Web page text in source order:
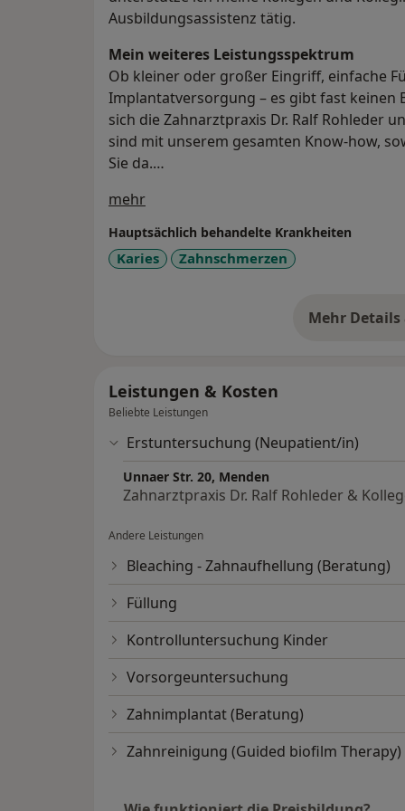
Ausbildungsassistenz tätig.
Mein weiteres Leistungs­spektrum
Ob kleiner oder großer Eingriff, einfache
Implantatversorgung – es gibt fast keinen
sich die Zahnarztpraxis Dr. Ralf Rohleder
sind mit unserem gesamten Know-how,
Sie da.
In der Chirurgie helfen Ich und mein Team
Zahnwurzelspitze eine schmerzhafte
anfangen zu stören.
sie mit genau auf sie angepassten
sowohl festsitzend als auch
Auch im Bereich der ästhetischen
Praxis zählen. Von Bleaching über
keramischen Kronen, haben wir viele
zum Strahlen zu bringen.
mehrÜber mich
Hauptsächlich behandelte Krankheiten
Karies Zahnschmerzen
Mehr Details
Leistungen & Kosten
Beliebte Leistungen
Erstuntersuchung (Neupatient/in)
Unnaer Str. 20, Menden
Zahnarztpraxis Dr. Ralf Rohleder &
Andere Leistungen
Bleaching - Zahnaufhellung (Beratung)
Füllung
Kontrolluntersuchung Kinder
Vorsorgeuntersuchung
Zahnimplantat (Beratung)
Zahnreinigung (Guided biofilm Therapy)